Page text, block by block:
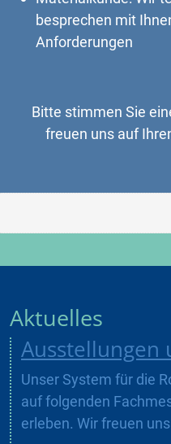
besprechen mit
Anforderungen
Bitte stimmen Sie
freuen uns auf
Aktuelles
Ausstellungen
Unser System für die
auf folgenden
erleben. Wir freuen